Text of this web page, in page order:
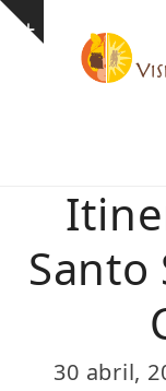
Skip
Show
Santo
30 abril,